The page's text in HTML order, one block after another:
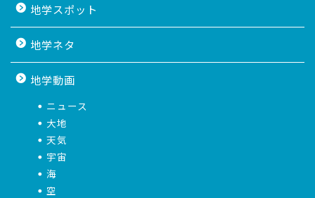
地学スポット
地学ネタ
地学動画
ニュース
大地
天気
宇宙
海
空